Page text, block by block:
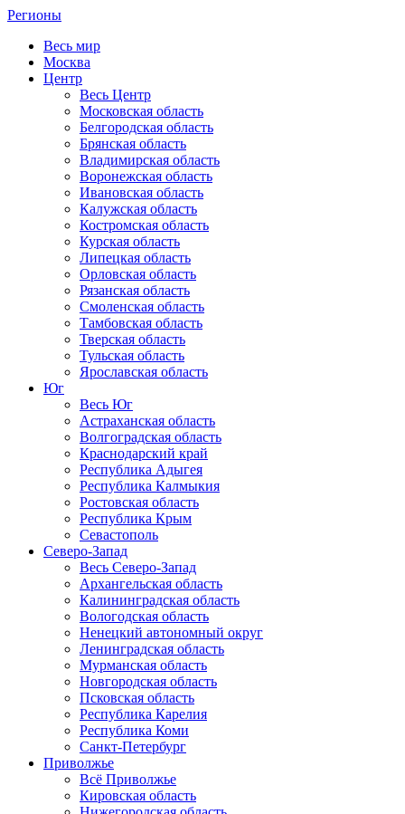
Регионы
Весь мир
Москва
Центр
Весь Центр
Московская область
Белгородская область
Брянская область
Владимирская область
Воронежская область
Ивановская область
Калужская область
Костромская область
Курская область
Липецкая область
Орловская область
Рязанская область
Смоленская область
Тамбовская область
Тверская область
Тульская область
Ярославская область
Юг
Весь Юг
Астраханская область
Волгоградская область
Краснодарский край
Республика Адыгея
Республика Калмыкия
Ростовская область
Республика Крым
Севастополь
Северо-Запад
Весь Северо-Запад
Архангельская область
Калининградская область
Вологодская область
Ненецкий автономный округ
Ленинградская область
Мурманская область
Новгородская область
Псковская область
Республика Карелия
Республика Коми
Санкт-Петербург
Приволжье
Всё Приволжье
Кировская область